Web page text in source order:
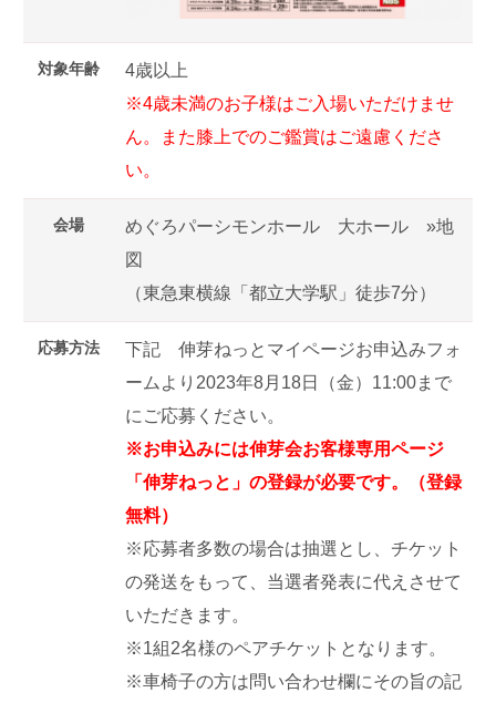
対象年齢
4歳以上
※4歳未満のお子様はご入場いただけませ
ん。また膝上でのご鑑賞はご遠慮くださ
い。
会場 めぐろパーシモンホール 大ホール »地
図
（東急東横線「都立大学駅」徒歩7分）
応募方法
下記 伸芽ねっとマイページお申込みフォ
ームより2023年8月18日（金）11:00まで
にご応募ください。
※お申込みには伸芽会お客様専用ページ
「伸芽ねっと」の登録が必要です。（登録
無料）
※応募者多数の場合は抽選とし、チケット
の発送をもって、当選者発表に代えさせて
いただきます。
※1組2名様のペアチケットとなります。
※車椅子の方は問い合わせ欄にその旨の記